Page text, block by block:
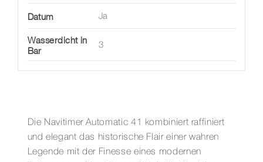
Datum Ja
Wasserdicht in
Bar
3
Die Navitimer Automatic 41 kombiniert raffiniert
und elegant das historische Flair einer wahren
Legende mit der Finesse eines modernen